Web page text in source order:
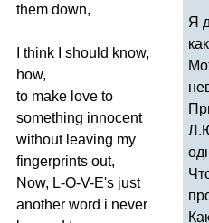
them down,
think should know,
how,
to make love to
something innocent
without leaving my
fingerprints out,
Now, L-O-V-E's just
another word i never
Я
как